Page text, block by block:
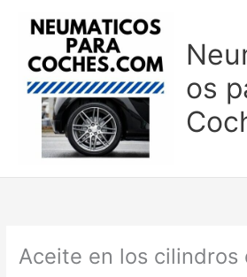
os
Aceite en los cilindros